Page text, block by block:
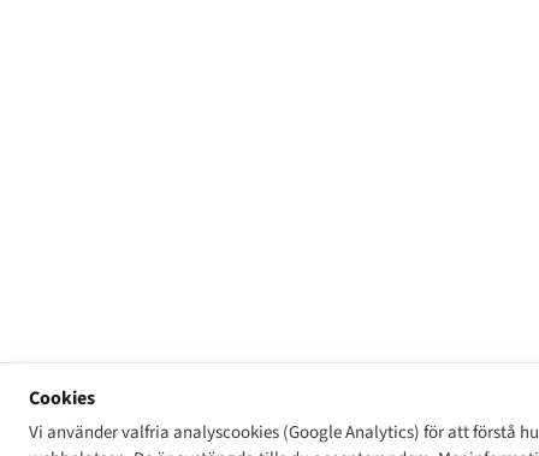
Cookies
Vi använder valfria analyscookies (Google Analytics) för att förstå